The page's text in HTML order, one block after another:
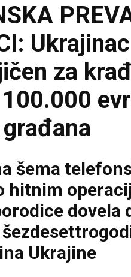
Ukrajinac
za
šema
hitnim
dovela
Ukrajine